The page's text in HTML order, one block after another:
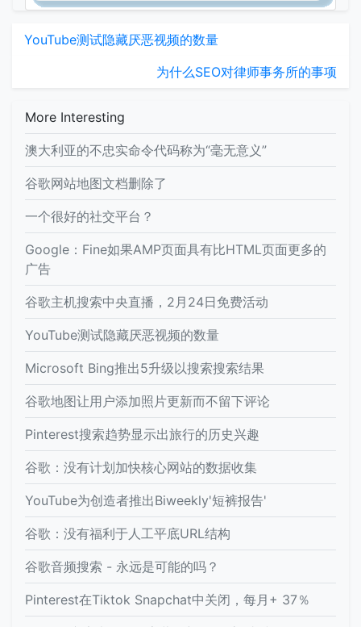
YouTube测试隐藏厌恶视频的数量
为什么SEO对律师事务所的事项
More Interesting
澳大利亚的不忠实命令代码称为“毫无意义”
谷歌网站地图文档删除了
一个很好的社交平台？
Google：Fine如果AMP页面具有比HTML页面更多的
广告
谷歌主机搜索中央直播，2月24日免费活动
YouTube测试隐藏厌恶视频的数量
Microsoft Bing推出5升级以搜索搜索结果
谷歌地图让用户添加照片更新而不留下评论
Pinterest搜索趋势显示出旅行的历史兴趣
谷歌：没有计划加快核心网站的数据收集
YouTube为创造者推出Biweekly'短裤报告'
谷歌：没有福利于人工平底URL结构
谷歌音频搜索 - 永远是可能的吗？
Pinterest在Tiktok Snapchat中关闭，每月+ 37％